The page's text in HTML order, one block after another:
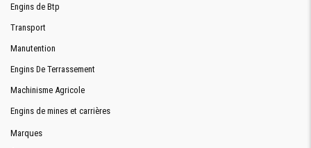
Engins de Btp
Transport
Manutention
Engins De Terrassement
Machinisme Agricole
Engins de mines et carrières
Marques